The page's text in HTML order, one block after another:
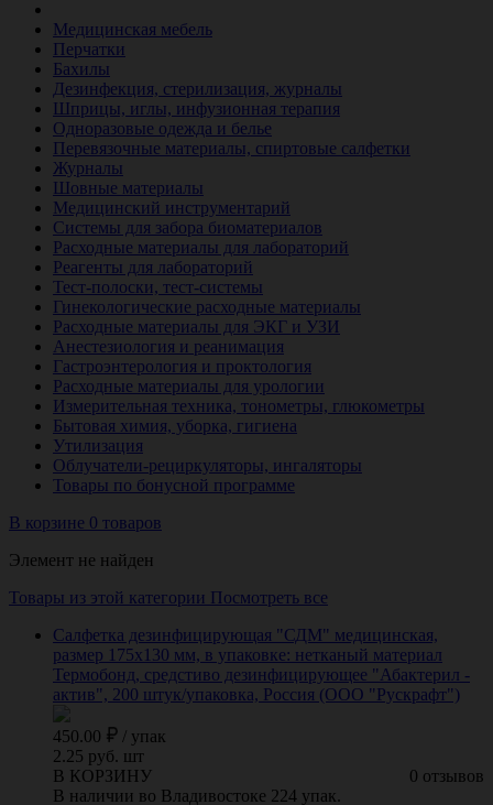
Медицинская мебель
Перчатки
Бахилы
Дезинфекция, стерилизация, журналы
Шприцы, иглы, инфузионная терапия
Одноразовые одежда и белье
Перевязочные материалы, спиртовые салфетки
Журналы
Шовные материалы
Медицинский инструментарий
Системы для забора биоматериалов
Расходные материалы для лабораторий
Реагенты для лабораторий
Тест-полоски, тест-системы
Гинекологические расходные материалы
Расходные материалы для ЭКГ и УЗИ
Анестезиология и реанимация
Гастроэнтерология и проктология
Расходные материалы для урологии
Измерительная техника, тонометры, глюкометры
Бытовая химия, уборка, гигиена
Утилизация
Облучатели-рециркуляторы, ингаляторы
Товары по бонусной программе
В корзине 0 товаров
Элемент не найден
Товары из этой категории Посмотреть все
Салфетка дезинфицирующая "СДМ" медицинская,
размер 175х130 мм, в упаковке: нетканый материал
Термобонд, средстиво дезинфицирующее "Абактерил -
актив", 200 штук/упаковка, Россия (ООО "Рускрафт")
450.00 / упак
2.25 руб. шт
0 отзывов
В КОРЗИНУ
В наличии во Владивостоке 224 упак.